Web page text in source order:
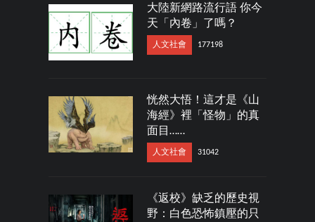
大陸新網路流行語 你今
天「內卷」了嗎？
人文社會 177198
恍然大悟！這才是《山
海經》裡「怪物」的真
面目……
人文社會 31042
《返校》缺乏的歷史視
野：白色恐怖鎮壓的只